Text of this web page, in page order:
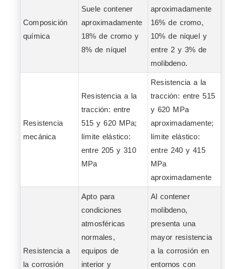
Composición
química
Suele contener
aproximadamente
18% de cromo y
8% de níquel
aproximadamente
16% de cromo,
10% de níquel y
entre 2 y 3% de
molibdeno.
Resistencia
mecánica
Resistencia a la
tracción: entre
515 y 620 MPa;
límite elástico:
entre 205 y 310
MPa
Resistencia a la
tracción: entre 515
y 620 MPa
aproximadamente;
límite elástico:
entre 240 y 415
MPa
aproximadamente
Resistencia a
la corrosión
Apto para
condiciones
atmosféricas
normales,
equipos de
interior y
Al contener
molibdeno,
presenta una
mayor resistencia
a la corrosión en
entornos con